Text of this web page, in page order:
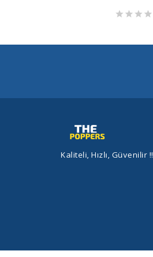
Kaliteli, Hızlı, Güvenilir !!